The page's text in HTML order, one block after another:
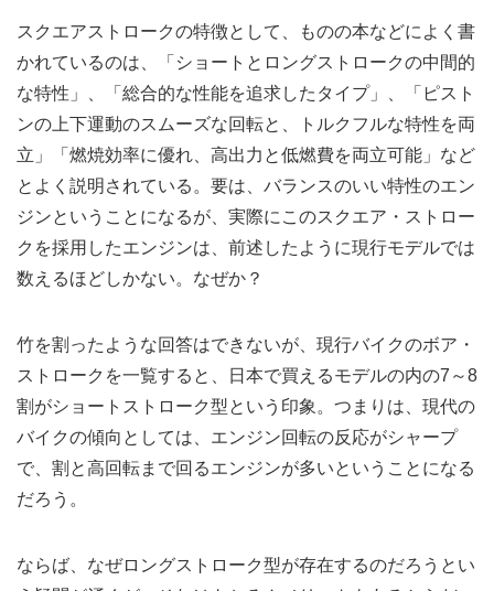
スクエアストロークの特徴として、ものの本などによく書
かれているのは、「ショートとロングストロークの中間的
な特性」、「総合的な性能を追求したタイプ」、「ピスト
ンの上下運動のスムーズな回転と、トルクフルな特性を両
立」「燃焼効率に優れ、高出力と低燃費を両立可能」など
とよく説明されている。要は、バランスのいい特性のエン
ジンということになるが、実際にこのスクエア・ストロー
クを採用したエンジンは、前述したように現行モデルでは
数えるほどしかない。なぜか？
竹を割ったような回答はできないが、現行バイクのボア・
ストロークを一覧すると、日本で買えるモデルの内の7～8
割がショートストローク型という印象。つまりは、現代の
バイクの傾向としては、エンジン回転の反応がシャープ
で、割と高回転まで回るエンジンが多いということになる
だろう。
ならば、なぜロングストローク型が存在するのだろうとい